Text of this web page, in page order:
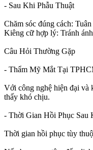
- Sau Khi Phẫu Thuật
Chăm sóc đúng cách:
Kiêng cữ hợp lý: Tránh
Câu Hỏi Thường Gặp
- Thẩm Mỹ Mắt Tại
Với công nghệ hiện đại và
thấy khó chịu.
- Thời Gian Hồi Phục Sau
Thời gian hồi phục tùy